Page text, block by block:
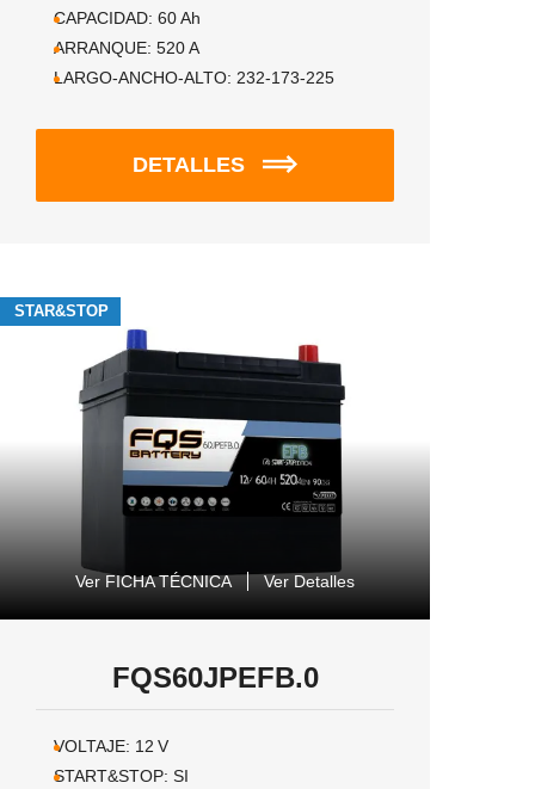
CAPACIDAD: 60Ah
ARRANQUE: 520A
LARGO-ANCHO-ALTO: 232-173-225
DETALLES
STAR&STOP
Ver FICHA TÉCNICA Ver Detalles
FQS60JPEFB.0
VOLTAJE: 12 V
START&STOP: SI